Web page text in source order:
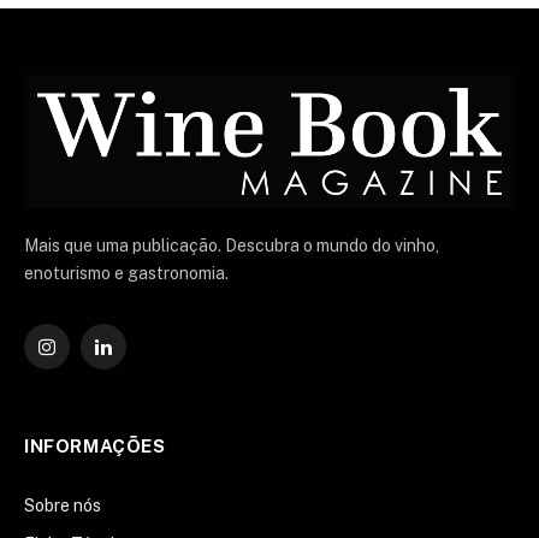
Mais que uma publicação. Descubra o mundo do vinho,
enoturismo e gastronomia.
Instagram
O
INFORMAÇÕES
Sobre nós